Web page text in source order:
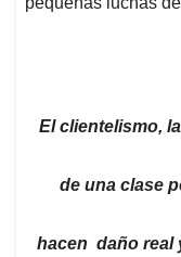
El clientelismo,
de una clase
hacen daño real